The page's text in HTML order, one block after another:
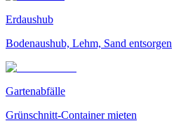
Erdaushub
Bodenaushub, Lehm, Sand entsorgen
Gartenabfälle
Grünschnitt-Container mieten